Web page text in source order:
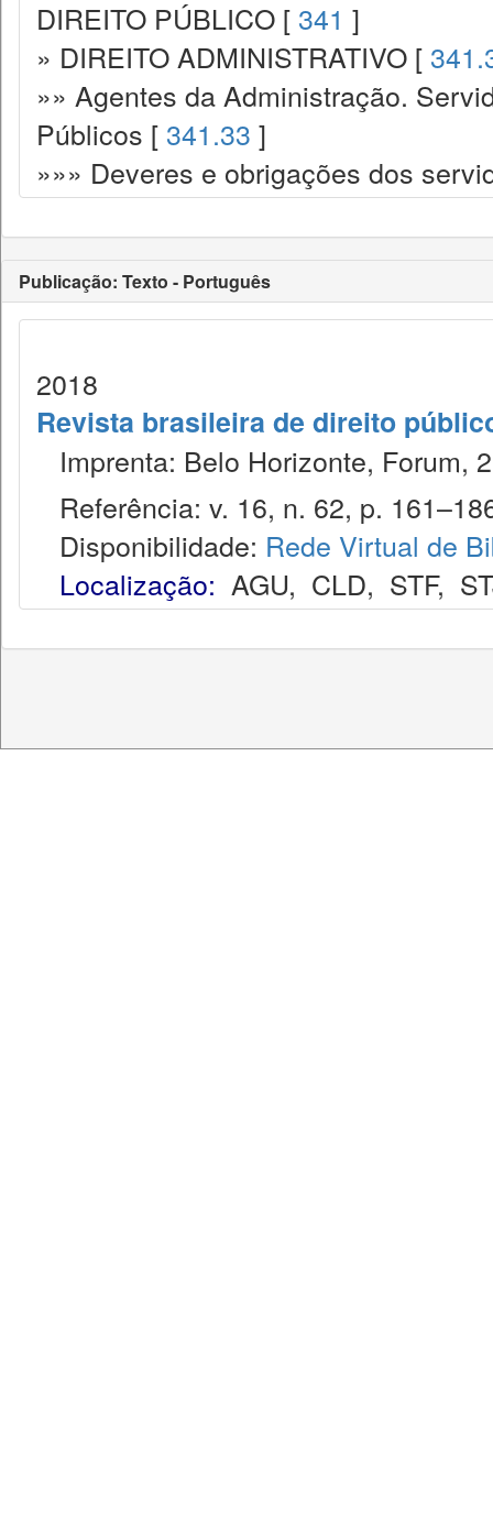
DIREITO PÚBLICO [ 341 ]
» DIREITO ADMINISTRATIVO [
»» Agentes da Administração.
Públicos [ 341.33 ]
»»» Deveres e obrigações dos
Publicação: Texto - Português
2018
Revista brasileira de direito
Imprenta: Belo Horizonte, Forum,
Referência: v. 16, n. 62, p.
Disponibilidade: Rede Virtual de
Localização: AGU, CLD, STF,